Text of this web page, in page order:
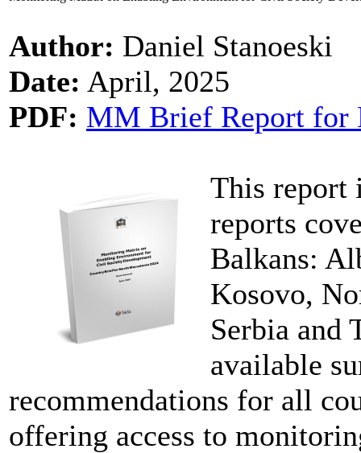
Author: Daniel Stanoeski
Date: April, 2025
PDF: MM Brief Report for
This report
reports
Balkans:
Kosovo,
Serbia and
available
recommendations for all
offering access to